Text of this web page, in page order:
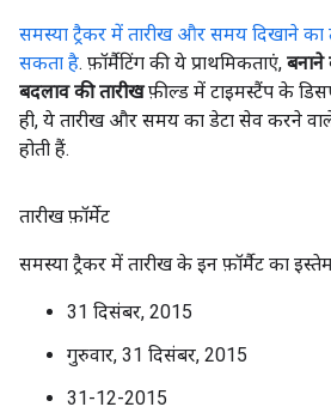
समस्या ट्रैकर में तारीख और समय दिखाने का
सकता है. फ़ॉर्मैटिंग की ये प्राथमिकताएं, बनाने
बदलाव की तारीखफ़ील्ड में टाइमस्टैंप के
ही, ये तारीख और समय का डेटा सेव करने
होती हैं.
तारीख फ़ॉर्मेट
समस्या ट्रैकर में तारीख के इन फ़ॉर्मैट का
31 दिसंबर, 2015
गुरुवार, 31 दिसंबर, 2015
31-12-2015